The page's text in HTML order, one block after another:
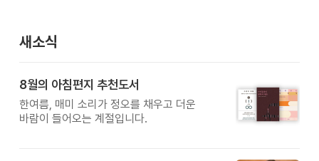
새소식
8월의 아침편지 추천도서
한여름, 매미 소리가 정오를 채우고 더운
바람이 들어오는 계절입니다.